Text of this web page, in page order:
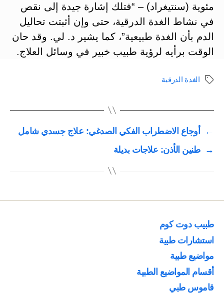
مئوية (سنتيغراد) – “فتلك إشارة جيدة إلى نقص
في نشاط الغدة الدرقية، حتى وإن أثبتت تحاليل
الدم بأن الغدة طبيعية”، كما يشير د. لي. وقد حان
الوقت برأيه لرؤية طبيب خبير في وسائل العلاج.
الوسومالغدة الدرقية
←
أوجاع الاضطراب الفكي الصدغي: علاج جسدي شامل
→
طنين الأذن: علاجات بديلة
طبيب دوت كوم
استشارات طبية
مواضيع طبية
أقسام المواضيع الطبية
قاموس طبي